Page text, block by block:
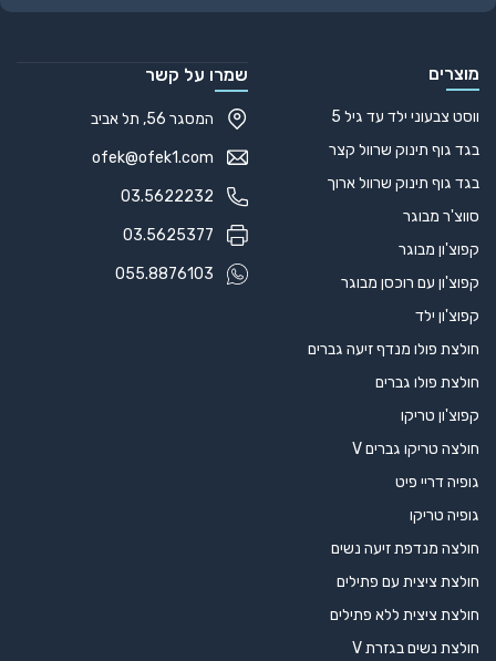
מוצרים
ווסט צבעוני ילד עד גיל 5
בגד גוף תינוק שרוול קצר
בגד גוף תינוק שרוול ארוך
סווצ'ר מבוגר
קפוצ'ון מבוגר
קפוצ'ון עם רוכסן מבוגר
קפוצ'ון ילד
חולצת פולו מנדף זיעה גברים
חולצת פולו גברים
קפוצ'ון טריקו
חולצה טריקו גברים V
גופיה דריי פיט
גופיה טריקו
חולצה מנדפת זיעה נשים
חולצת ציצית עם פתילים
חולצת ציצית ללא פתילים
חולצת נשים בגזרת V
שמרו על קשר
המסגר 56, תל אביב
ofek@ofek1.com
03.5622232
03.5625377
055.8876103